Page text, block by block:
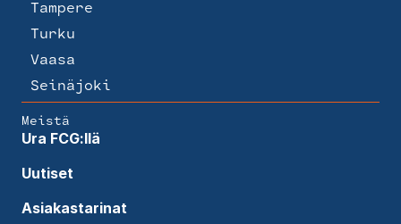
Tampere
Turku
Vaasa
Seinäjoki
Meistä
Ura FCG:llä
Uutiset
Asiakastarinat